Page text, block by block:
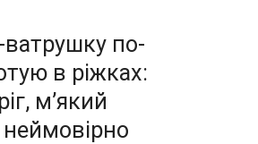
по-
в ріжках:
м’який
неймовірно